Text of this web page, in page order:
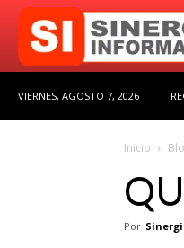
VIERNES, AGOSTO 7, 2026
Inicio
Por